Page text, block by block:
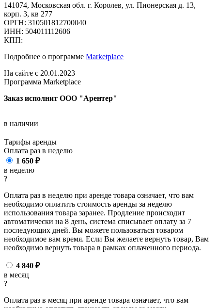
141074, Московская обл. г. Королев, ул. Пионерская д. 13,
корп. 3, кв 277
ОРГН: 310501812700040
ИНН: 504011112606
КПП:
Подробнее о программе Marketplace
На сайте с 20.01.2023
Программа Marketplace
Заказ исполнит ООО "Арентер"
в наличии
Тарифы аренды
Оплата раз в неделю
1 650 ₽
в неделю
?
Оплата раз в неделю при аренде товара означает, что вам
необходимо оплатить стоимость аренды за неделю
использования товара заранее. Продление происходит
автоматически на 8 день, система списывает оплату за 7
последующих дней. Вы можете пользоваться товаром
необходимое вам время. Если Вы желаете вернуть товар, Вам
необходимо вернуть товара в рамках оплаченного периода.
4 840 ₽
в месяц
?
Оплата раз в месяц при аренде товара означает, что вам